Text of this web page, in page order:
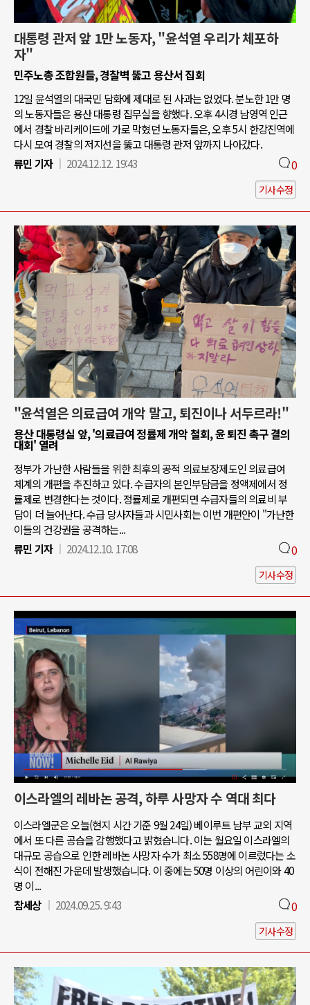
대통령 관저 앞 1만 노동자, "윤석열 우리가 체포하
자"
민주노총 조합원들, 경찰벽 뚫고 용산서 집회
12일 윤석열의 대국민 담화에 제대로 된 사과는 없었다. 분노한 1만 명
의 노동자들은 용산 대통령 집무실을 향했다. 오후 4시경 남영역 인근
에서 경찰 바리케이드에 가로 막혔던 노동자들은, 오후 5시 한강진역에
다시 모여 경찰의 저지선을 뚫고 대통령 관저 앞까지 나아갔다.
류민 기자
2024.12.12. 19:43 0
기사수정
"윤석열은 의료급여 개악 말고, 퇴진이나 서두르라!"
용산 대통령실 앞, '의료급여 정률제 개악 철회, 윤 퇴진 촉구 결의
대회' 열려
정부가 가난한 사람들을 위한 최후의 공적 의료보장제도인 의료급여
체계의 개편을 추진하고 있다. 수급자의 본인부담금을 정액제에서 정
률제로 변경한다는 것이다. 정률제로 개편되면 수급자들의 의료비 부
담이 더 늘어난다. 수급 당사자들과 시민사회는 이번 개편안이 "가난한
이들의 건강권을 공격하는...
류민 기자
2024.12.10. 17:08 0
기사수정
이스라엘의 레바논 공격, 하루 사망자 수 역대 최다
이스라엘군은 오늘(현지 시간 기준 9월 24일) 베이루트 남부 교외 지역
에서 또 다른 공습을 감행했다고 밝혔습니다. 이는 월요일 이스라엘의
대규모 공습으로 인한 레바논 사망자 수가 최소 558명에 이르렀다는 소
식이 전해진 가운데 발생했습니다. 이 중에는 50명 이상의 어린이와 40
명 이...
참세상
2024.09.25. 9:43 0
기사수정